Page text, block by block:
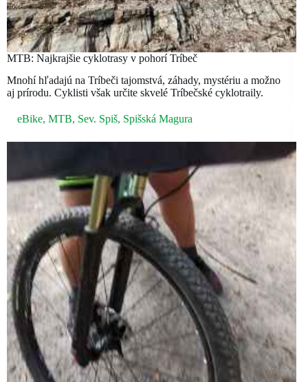
MTB: Najkrajšie cyklotrasy v pohorí Tríbeč
Mnohí hľadajú na Tríbeči tajomstvá, záhady, mystériu a možno
aj prírodu. Cyklisti však určite skvelé Tríbečské cyklotraily.
eBike, MTB, Sev. Spiš, Spišská Magura